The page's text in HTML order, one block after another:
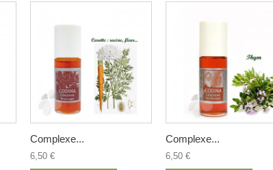
Complexe...
6,50 €
Complexe...
6,50 €